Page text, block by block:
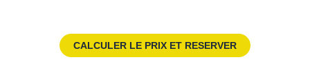
CALCULER LE PRIX ET RESERVER